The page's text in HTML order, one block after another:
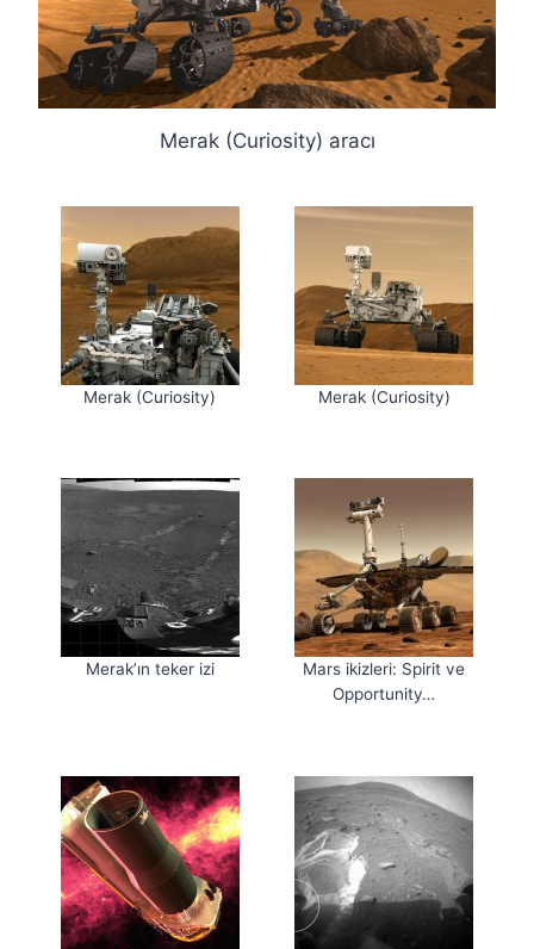
Merak (Curiosity) aracı
Merak (Curiosity) Merak (Curiosity)
Merak’ın teker izi
Mars ikizleri: Spirit ve
Opportunity…